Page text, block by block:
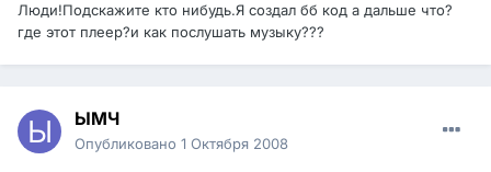
Люди!Подскажите кто нибудь.Я создал бб код а дальше что?
где этот плеер?и как послушать музыку???
ЫМЧ
Опубликовано 1 Октября 2008